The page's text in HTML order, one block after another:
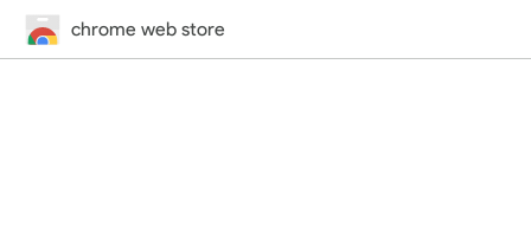
chrome web store